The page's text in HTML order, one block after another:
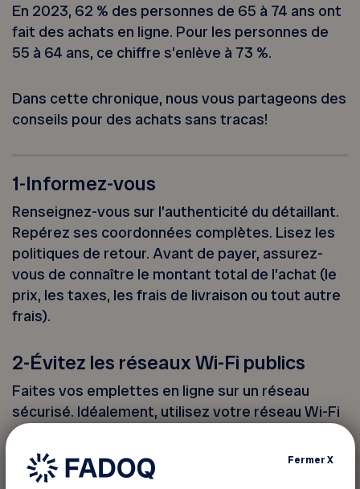
En 2023, 62 % des personnes de 65 à 74 ans ont
fait des achats en ligne. Pour les personnes de
55 à 64 ans, ce chiffre s’enlève à 73 %.
Dans cette chronique, nous vous partageons des
conseils pour des achats sans tracas!
1-Informez-vous
Renseignez-vous sur l’authenticité du détaillant.
Repérez ses coordonnées complètes. Lisez les
politiques de retour. Avant de payer, assurez-
vous de connaître le montant total de l’achat (le
prix, les taxes, les frais de livraison ou tout autre
frais).
2-Évitez les réseaux Wi-Fi publics
Faites vos emplettes en ligne sur un réseau
sécurisé. Idéalement, utilisez votre réseau Wi-Fi
domestique. Sur un réseau public, vos
renseignements de paiement (par exemple,
votre numéro de carte de crédit) pourraient être
FermerX